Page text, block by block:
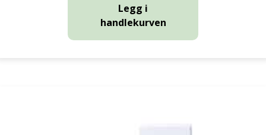
Legg i
handlekurven